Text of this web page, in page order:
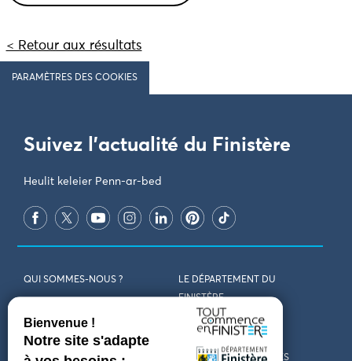
< Retour aux résultats
PARAMÈTRES DES COOKIES
Suivez l'actualité du Finistère
Heulit keleier Penn-ar-bed
QUI SOMMES-NOUS ?
LE DÉPARTEMENT DU
FINISTÈRE
REJOIGNEZ-NOUS VENIR EN FINISTÈRE
CONTACT CARTES ET BROCHURES